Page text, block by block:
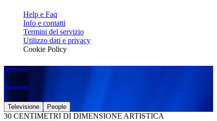
Help e Faq
Info e contatti
Termini del servizio
Utilizzo dati e privacy
Cookie Policy
Spettacolo
Spettacolo
Televisione People
30 CENTIMETRI DI DIMENSIONE ARTISTICA